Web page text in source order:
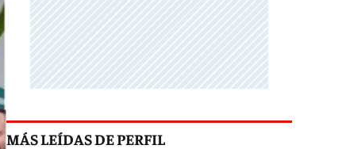
MÁS LEÍDAS DE PERFIL